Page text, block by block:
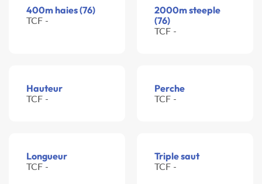
400m haies (76)
TCF -
2000m steeple
(76)
TCF -
Hauteur
TCF -
Perche
TCF -
Longueur
TCF -
Triple saut
TCF -